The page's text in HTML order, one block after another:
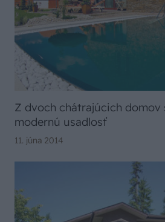
Z dvoch chátrajúcich
modernú usadlosť
11. júna 2014